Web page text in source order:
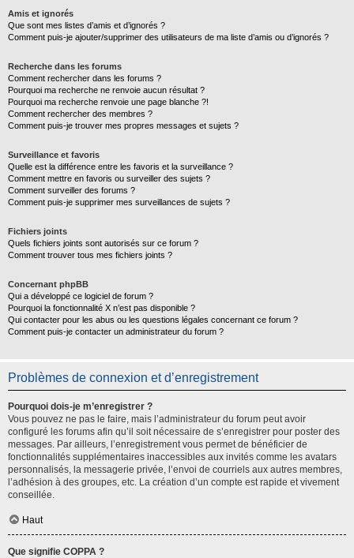
Amis et ignorés
Que sont mes listes d’amis et d’ignorés ?
Comment puis-je ajouter/supprimer des utilisateurs de ma liste d’amis ou d’ignorés ?
Recherche dans les forums
Comment rechercher dans les forums ?
Pourquoi ma recherche ne renvoie aucun résultat ?
Pourquoi ma recherche renvoie une page blanche ?!
Comment rechercher des membres ?
Comment puis-je trouver mes propres messages et sujets ?
Surveillance et favoris
Quelle est la différence entre les favoris et la surveillance ?
Comment mettre en favoris ou surveiller des sujets ?
Comment surveiller des forums ?
Comment puis-je supprimer mes surveillances de sujets ?
Fichiers joints
Quels fichiers joints sont autorisés sur ce forum ?
Comment trouver tous mes fichiers joints ?
Concernant phpBB
Qui a développé ce logiciel de forum ?
Pourquoi la fonctionnalité X n’est pas disponible ?
Qui contacter pour les abus ou les questions légales concernant ce forum ?
Comment puis-je contacter un administrateur du forum ?
Problèmes de connexion et d’enregistrement
Pourquoi dois-je m’enregistrer ?
Vous pouvez ne pas le faire, mais l’administrateur du forum peut avoir
configuré les forums afin qu’il soit nécessaire de s’enregistrer pour poster des
messages. Par ailleurs, l’enregistrement vous permet de bénéficier de
fonctionnalités supplémentaires inaccessibles aux invités comme les avatars
personnalisés, la messagerie privée, l’envoi de courriels aux autres membres,
l’adhésion à des groupes, etc. La création d’un compte est rapide et vivement
conseillée.
Haut
Que signifie COPPA ?